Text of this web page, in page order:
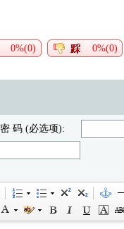
0%(0) 0%(0)
密 码 (必选项):